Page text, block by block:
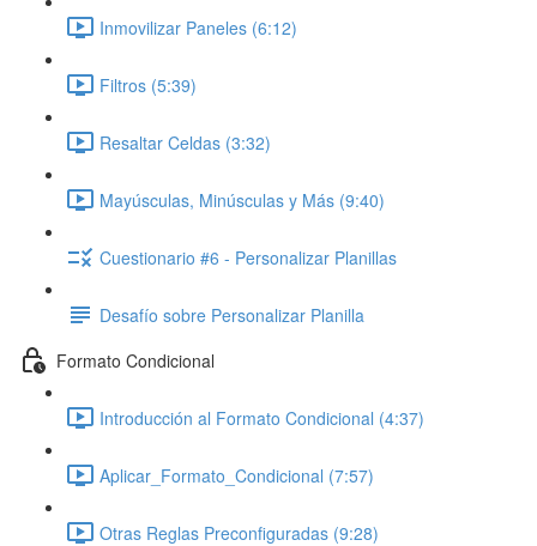
Inmovilizar Paneles (6:12)
Filtros (5:39)
Resaltar Celdas (3:32)
Mayúsculas, Minúsculas y Más (9:40)
Cuestionario #6 - Personalizar Planillas
Desafío sobre Personalizar Planilla
Formato Condicional
Introducción al Formato Condicional (4:37)
Aplicar_Formato_Condicional (7:57)
Otras Reglas Preconfiguradas (9:28)